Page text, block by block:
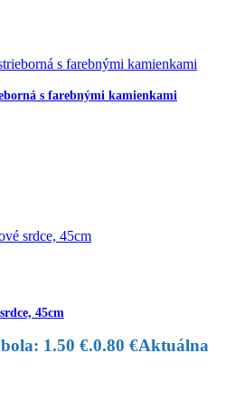
s farebnými kamienkami
45cm
1.50 €.0.80 €Aktuálna